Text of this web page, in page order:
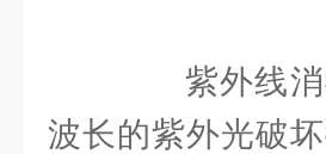
紫外线消
波长的紫外光破